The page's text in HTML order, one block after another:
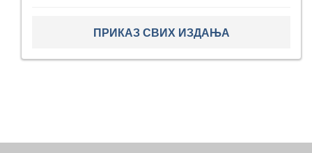
ПРИКАЗ СВИХ ИЗДАЊА